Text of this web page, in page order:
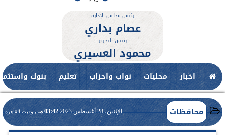
رئيس مجلس الإدارة
عصام بداري
رئيس التحرير
محمود العسيري
اخبار محليات نواب واحزاب تعليم بنوك
محافظات الإثنين، 28 أغسطس 2023 03:42 مـ بتوقيت القاهرة